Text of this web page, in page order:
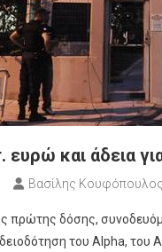
ευρώ και άδεια
Βασίλης Κουφόπουλος
πρώτης δόσης,
του Alpha, του